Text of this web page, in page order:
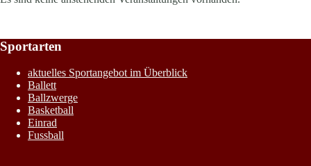
Sportarten
aktuelles Sportangebot im Überblick
Ballett
Ballzwerge
Basketball
Einrad
Fussball